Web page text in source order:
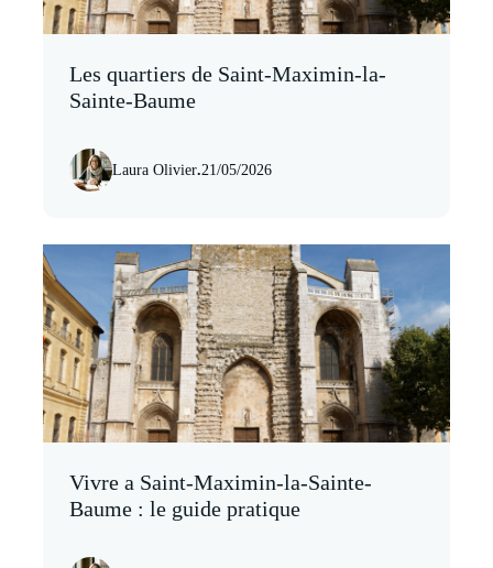
Les quartiers de Saint-Maximin-la-
Sainte-Baume
Laura Olivier.21/05/2026
Vivre a Saint-Maximin-la-Sainte-
Baume : le guide pratique